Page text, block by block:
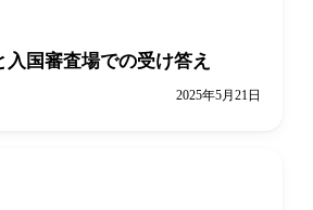
国審査場での受け答え
2025年5月21日